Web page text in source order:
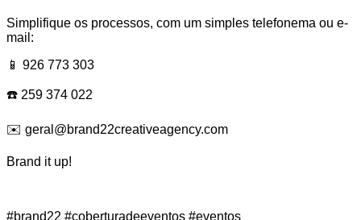
Simplifique os processos, com um simples telefonema ou e-
mail:
📱 926 773 303
☎️ 259 374 022
✉️ geral@brand22creativeagency.com
Brand it up!
#brand22 #coberturadeeventos #eventos